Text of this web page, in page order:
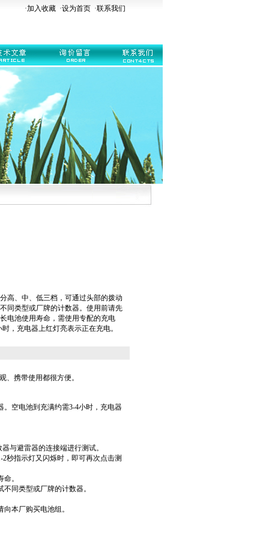
·加入收藏 ·设为首页 ·联系我们
高、中、低三档，可通过头部的拨动
同类型或厂牌的计数器。使用前请先
电池使用寿命，需使用专配的充电
，充电器上红灯亮表示正在充电。
携带使用都很方便。
空电池到充满约需3-4小时，充电器
与避雷器的连接端进行测试。
秒指示灯又闪烁时，即可再次点击测
。
同类型或厂牌的计数器。
本厂购买电池组。